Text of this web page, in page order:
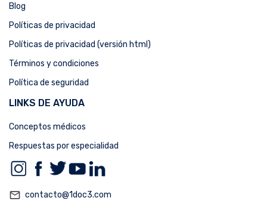
Blog
Políticas de privacidad
Políticas de privacidad (versión html)
Términos y condiciones
Política de seguridad
LINKS DE AYUDA
Conceptos médicos
Respuestas por especialidad
mail_outline contacto@1doc3.com